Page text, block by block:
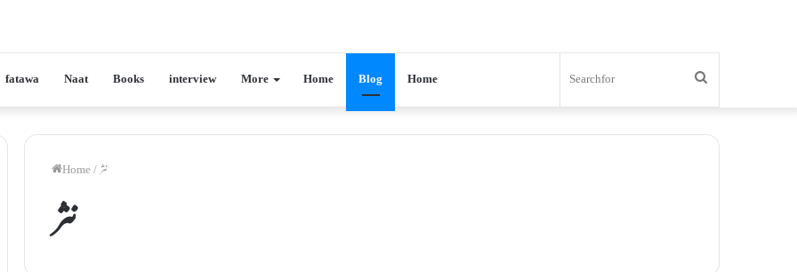
fatawa Naat Books interview More Home Blog Home
for
Home/نثر
نثر